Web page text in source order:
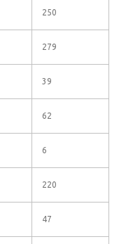
250
279
39
62
6
220
47